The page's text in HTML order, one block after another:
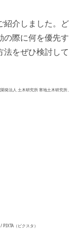
紹介しました。ど
の際に何を優先す
法をぜひ検討して
発法人 土木研究所 寒地土木研究所、
（ピクスタ）